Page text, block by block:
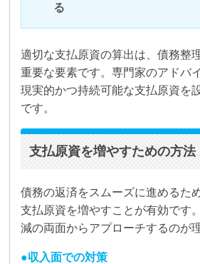
る
適切な支払原資の算出は、債務整
重要な要素です。専門家のアドバ
現実的かつ持続可能な支払原資を
です。
支払原資を増やすための方法
債務の返済をスムーズに進めるた
支払原資を増やすことが有効です
減の両面からアプローチするのが
収入面での対策